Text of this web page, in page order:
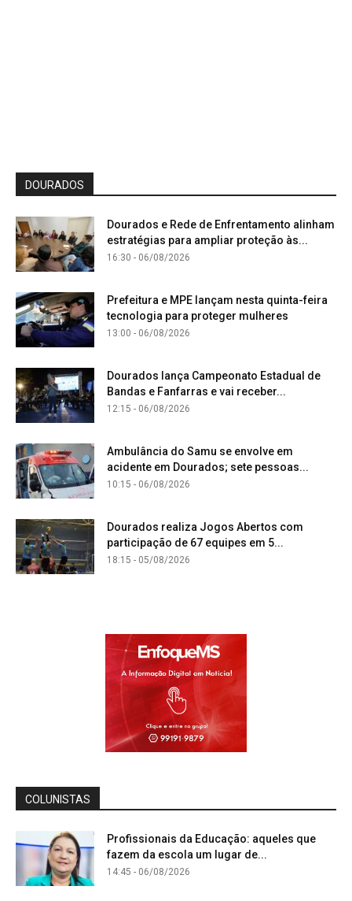
DOURADOS
Dourados e Rede de Enfrentamento alinham
estratégias para ampliar proteção às...
16:30 - 06/08/2026
Prefeitura e MPE lançam nesta quinta-feira
tecnologia para proteger mulheres
13:00 - 06/08/2026
Dourados lança Campeonato Estadual de
Bandas e Fanfarras e vai receber...
12:15 - 06/08/2026
Ambulância do Samu se envolve em
acidente em Dourados; sete pessoas...
10:15 - 06/08/2026
Dourados realiza Jogos Abertos com
participação de 67 equipes em 5...
18:15 - 05/08/2026
COLUNISTAS
Profissionais da Educação: aqueles que
fazem da escola um lugar de...
14:45 - 06/08/2026